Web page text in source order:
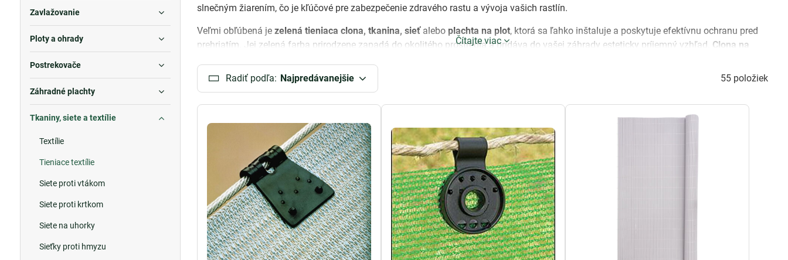
slnečným žiarením, čo je kľúčové pre zabezpečenie zdravého rastu a vývoja vašich rastlín.
Veľmi obľúbená jezelená tieniaca clona, tkanina, sieťalebo plachta na plot, ktorá sa ľahko inštaluje a poskytuje efektívnu ochranu pred
prehriatím. Jej zelená farba prirodzene zapadá do okolitého prostredia a pridáva do vašej záhrady esteticky príjemný vzhľad. Clona na
kvalitných materiálov, ktoré sú odolné voči poveternostným podmienkam a dlhodobo udržiavajú svoju účinnosť.
Plachta na ploty
poskytuje súkromie a ochranu pred vetrom či prachom vo vašej záhrade.
poskytujú príjemný tieň a ochranu pred
Okrem ochrany pred slnkom poskytujú tieto tieniace siete, clony a plachtyaj ďalšie výhody. Ich špeciálny dizajn umožňuje prienik
vzduchu a svetla, čo je dôležité pre zdravý rast rastlín. Taktiež poskytujú určitú mieru ochrany pred vetrom a inými nepriaznivými
poveternostnými podmienkami, čo prispieva k celkovému zdraviu a vitality vašej záhrady.
Tieniace siete, clony a plachty na plot sú ideálnym spôsobom, ako zabezpečiť tienisté a príjemné prostredie vo vašej záhrade. Ich
účinnosť, jednoduchá inštalácia a atraktívny vzhľad robia z nich neodmysliteľný prírastok pre každého záhradníka, ktorý dbá o zdravý a
krásny vzhľad svojej záhrady.
V ponuke máme rôzny šírky: tieniacasieťka na plot100, 120, 150, 160 cm. Takáto textília na ploty resp. pletiva Vám dodá jedinečný pocit
súkromia a mnoho iných benefitov spomenutých nižšie.
Čítajte viac
Radiť podľa: Najpredávanejšie 55 položiek
Zavlažovanie
Ploty a ohrady
Postrekovače
Záhradné plachty
Tkaniny, siete a textílie
Textílie
Tieniace textílie
Siete proti vtákom
Siete proti krtkom
Siete na uhorky
Sieťky proti hmyzu